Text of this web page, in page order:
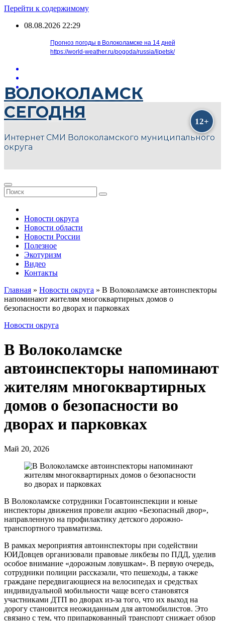
Перейти к содержимому
08.08.2026 22:29
Прогноз погоды в Волоколамске на 14 дней
https://world-weather.ru/pogoda/russia/lipetsk/
ВОЛОКОЛАМСК
СЕГОДНЯ
Интернет СМИ Волоколамского муниципального
округа
Новости округа
Новости области
Новости России
Полезное
Экотуризм
Видео
Контакты
Главная » Новости округа » В Волоколамске автоинспекторы
напоминают жителям многоквартирных домов о
безопасности во дворах и парковках
Новости округа
В Волоколамске
автоинспекторы напоминают
жителям многоквартирных
домов о безопасности во
дворах и парковках
Май 20, 2026
В Волоколамске сотрудники Госавтоинспекции и юные
инспекторы движения провели акцию «Безопасный двор»,
направленную на профилактику детского дорожно-
транспортного травматизма.
В рамках мероприятия автоинспекторы при содействии
ЮИДовцев организовали правовые ликбезы по ПДД, уделив
особое внимание «дорожным ловушкам». В первую очередь,
сотрудники полиции рассказали, что пешеходы, а также
граждане передвигающиеся на велосипедах и средствах
индивидуальной мобильности чаще всего становятся
участниками ДТП во дворах из-за того, что их выход на
дорогу становится неожиданным для автомобилистов. Это
связано с тем, что припаркованный транспорт снижает обзор